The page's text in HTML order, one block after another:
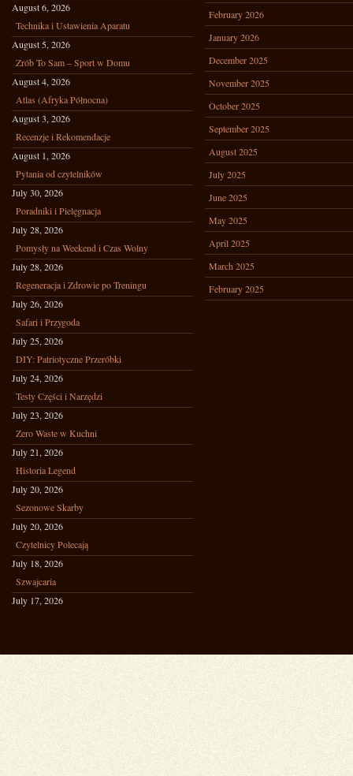
August 6, 2026
Technika i Ustawienia Aparatu
August 5, 2026
Zrób To Sam – Sport w Domu
August 4, 2026
Atlas (Afryka Północna)
August 3, 2026
Recenzje i Rekomendacje
August 1, 2026
Pytania od czytelników
July 30, 2026
Poradniki i Pielęgnacja
July 28, 2026
Pomysły na Weekend i Czas Wolny
July 28, 2026
Regeneracja i Zdrowie po Treningu
July 26, 2026
Safari i Przygoda
July 25, 2026
DIY: Patriotyczne Przeróbki
July 24, 2026
Testy Części i Narzędzi
July 23, 2026
Zero Waste w Kuchni
July 21, 2026
Historia Legend
July 20, 2026
Sezonowe Skarby
July 20, 2026
Czytelnicy Polecają
July 18, 2026
Szwajcaria
July 17, 2026
February 2026
January 2026
December 2025
November 2025
October 2025
September 2025
August 2025
July 2025
June 2025
May 2025
April 2025
March 2025
February 2025